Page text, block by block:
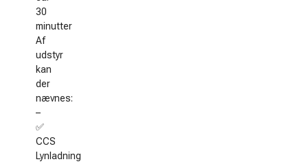
30
minutter
Af
udstyr
kan
der
nævnes:
–
✅
CCS
Lynladning